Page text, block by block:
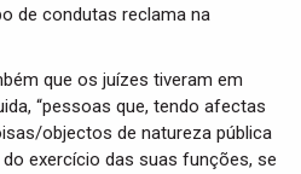
de condutas reclama na
que os juízes tiveram em
“pessoas que, tendo afectas
objectos de natureza pública
exercício das suas funções, se